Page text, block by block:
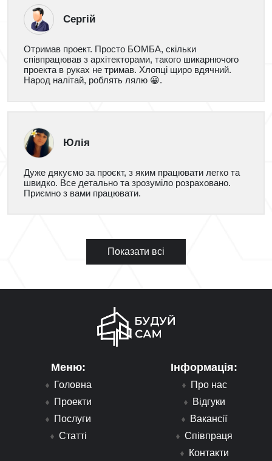
Сергій
Отримав проект. Просто БОМБА, скільки
співпрацював з архітекторами, такого шикарнючого
проекта в руках не тримав. Хлопці щиро вдячний.
Народ налітай, роблять лялю 😀.
Юлія
Дуже дякуємо за проєкт, з яким працювати легко та
швидко. Все детально та зрозуміло розраховано.
Приємно з вами працювати.
Показати всі
Меню:
Головна
Проекти
Послуги
Статті
Інформація:
Про нас
Відгуки
Вакансії
Співпраця
Контакти